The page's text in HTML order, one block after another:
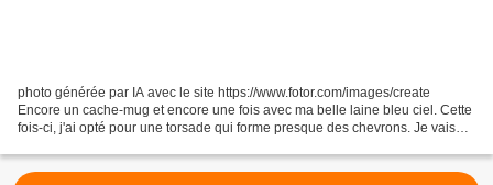
photo générée par IA avec le site https://www.fotor.com/images/create
Encore un cache-mug et encore une fois avec ma belle laine bleu ciel. Cette
fois-ci, j'ai opté pour une torsade qui forme presque des chevrons. Je vais